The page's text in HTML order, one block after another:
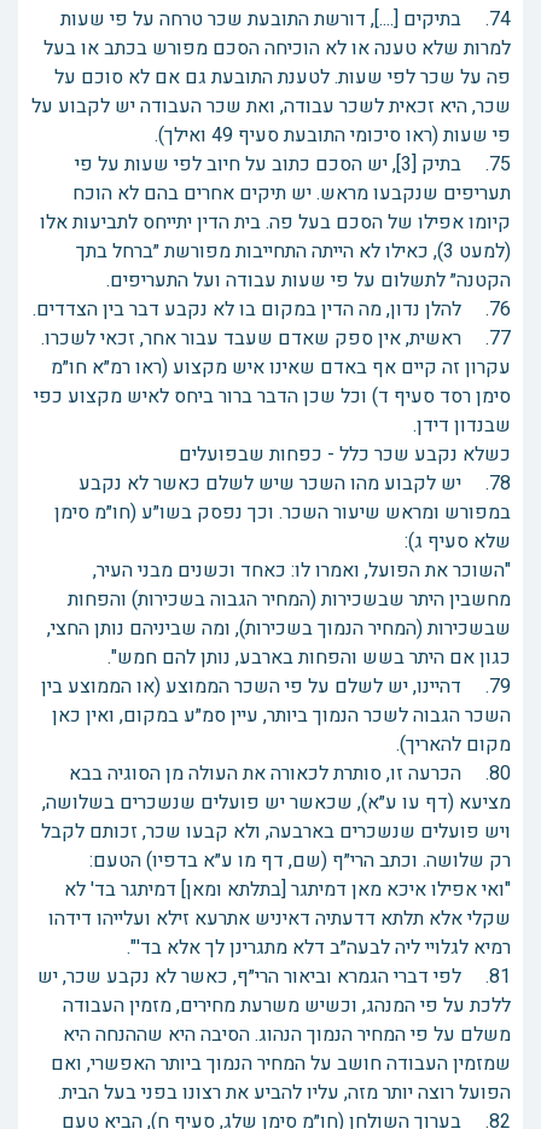
74. בתיקים [....], דורשת התובעת שכר טרחה על פי שעות
למרות שלא טענה או לא הוכיחה הסכם מפורש בכתב או בעל
פה על שכר לפי שעות. לטענת התובעת גם אם לא סוכם על
שכר, היא זכאית לשכר עבודה, ואת שכר העבודה יש לקבוע על
פי שעות (ראו סיכומי התובעת סעיף 49 ואילך).
75. בתיק [3], יש הסכם כתוב על חיוב לפי שעות על פי
תעריפים שנקבעו מראש. יש תיקים אחרים בהם לא הוכח
קיומו אפילו של הסכם בעל פה. בית הדין יתייחס לתביעות אלו
(למעט 3), כאילו לא הייתה התחייבות מפורשת ״ברחל בתך
הקטנה״ לתשלום על פי שעות עבודה ועל התעריפים.
76. להלן נדון, מה הדין במקום בו לא נקבע דבר בין הצדדים.
77. ראשית, אין ספק שאדם שעבד עבור אחר, זכאי לשכרו.
עקרון זה קיים אף באדם שאינו איש מקצוע (ראו רמ״א חו״מ
סימן רסד סעיף ד) וכל שכן הדבר ברור ביחס לאיש מקצוע כפי
שבנדון דידן.
כשלא נקבע שכר כלל - כפחות שבפועלים
78. יש לקבוע מהו השכר שיש לשלם כאשר לא נקבע
במפורש ומראש שיעור השכר. וכך נפסק בשו״ע (חו״מ סימן
שלא סעיף ג):
"השוכר את הפועל, ואמרו לו: כאחד וכשנים מבני העיר,
מחשבין היתר שבשכירות (המחיר הגבוה בשכירות) והפחות
שבשכירות (המחיר הנמוך בשכירות), ומה שביניהם נותן החצי,
כגון אם היתר בשש והפחות בארבע, נותן להם חמש".
79. דהיינו, יש לשלם על פי השכר הממוצע (או הממוצע בין
השכר הגבוה לשכר הנמוך ביותר, עיין סמ״ע במקום, ואין כאן
מקום להאריך).
80. הכרעה זו, סותרת לכאורה את העולה מן הסוגיה בבא
מציעא (דף עו ע״א), שכאשר יש פועלים שנשכרים בשלושה,
ויש פועלים שנשכרים בארבעה, ולא קבעו שכר, זכותם לקבל
רק שלושה. וכתב הרי״ף (שם, דף מו ע״א בדפיו) הטעם:
"ואי אפילו איכא מאן דמיתגר [בתלתא ומאן] דמיתגר בד' לא
שקלי אלא תלתא דדעתיה דאיניש אתרעא זילא ועלייהו דידהו
רמיא לגלויי ליה לבעה״ב דלא מתגרינן לך אלא בד'".
81. לפי דברי הגמרא וביאור הרי״ף, כאשר לא נקבע שכר, יש
ללכת על פי המנהג, וכשיש משרעת מחירים, מזמין העבודה
משלם על פי המחיר הנמוך הנהוג. הסיבה היא שההנחה היא
שמזמין העבודה חושב על המחיר הנמוך ביותר האפשרי, ואם
הפועל רוצה יותר מזה, עליו להביע את רצונו בפני בעל הבית.
82. בערוך השולחן (חו״מ סימן שלג, סעיף ח), הביא טעם